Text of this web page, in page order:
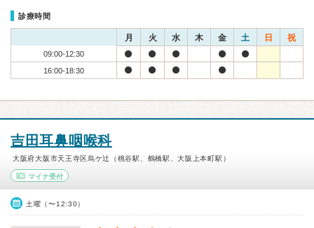
診療時間
月 火 水 木 金 土 日 祝
09:00-12:30
16:00-18:30
吉田耳鼻咽喉科
大阪府大阪市天王寺区烏ケ辻（桃谷駅、鶴橋駅、大阪上本町駅）
マイナ受付
土曜（〜12:30）